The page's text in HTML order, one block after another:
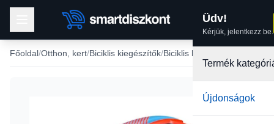
Üdv!
Kérjük, jelentkezz be.
Termék
Újdonságok
Főoldal Otthon, kert Biciklis kiegészítők Biciklis bukósisak